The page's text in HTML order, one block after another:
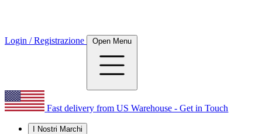
Login / Registrazione Open Menu
Fast delivery from US Warehouse - Get in Touch
I Nostri Marchi